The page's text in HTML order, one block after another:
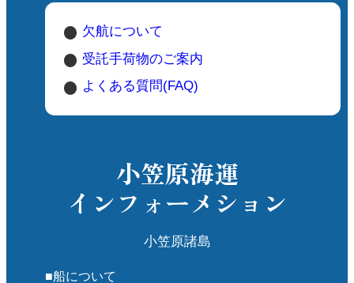
欠航について
受託手荷物のご案内
よくある質問(FAQ)
小笠原海運
インフォーメション
小笠原諸島
■船について